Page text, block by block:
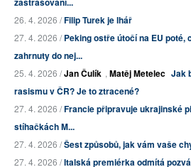
26. 4. 2026 /Filip Turek je lhář
27. 4. 2026 /Peking ostře útočí na EU
zahrnuty do nej...
25. 4. 2026 /Jan Čulík , Matěj Metelec Jak
rasismu v ČR? Je to ztracené?
27. 4. 2026 /Francie připravuje ukrajinské
stíhačkách M...
27. 4. 2026 /Šest způsobů, jak vám vaše
27. 4. 2026 /Italská premiérka odmítá